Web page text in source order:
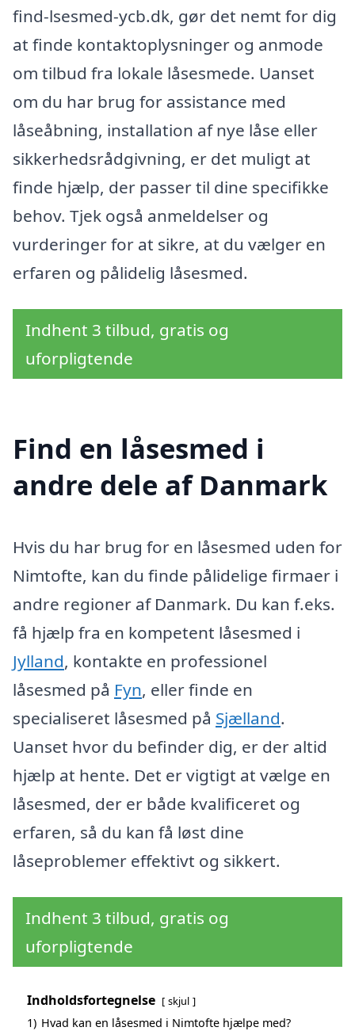
find-lsesmed-ycb.dk, gør det nemt for dig
at finde kontaktoplysninger og anmode
om tilbud fra lokale låsesmede. Uanset
om du har brug for assistance med
låseåbning, installation af nye låse eller
sikkerhedsrådgivning, er det muligt at
finde hjælp, der passer til dine specifikke
behov. Tjek også anmeldelser og
vurderinger for at sikre, at du vælger en
erfaren og pålidelig låsesmed.
Indhent 3 tilbud, gratis og
uforpligtende
Find en låsesmed i
andre dele af Danmark
Hvis du har brug for en låsesmed uden for
Nimtofte, kan du finde pålidelige firmaer i
andre regioner af Danmark. Du kan f.eks.
få hjælp fra en kompetent låsesmed i
Jylland, kontakte en professionel
låsesmed på Fyn, eller finde en
specialiseret låsesmed på Sjælland.
Uanset hvor du befinder dig, er der altid
hjælp at hente. Det er vigtigt at vælge en
låsesmed, der er både kvalificeret og
erfaren, så du kan få løst dine
låseproblemer effektivt og sikkert.
Indhent 3 tilbud, gratis og
uforpligtende
Indholdsfortegnelse skjul
1) Hvad kan en låsesmed i Nimtofte hjælpe med?